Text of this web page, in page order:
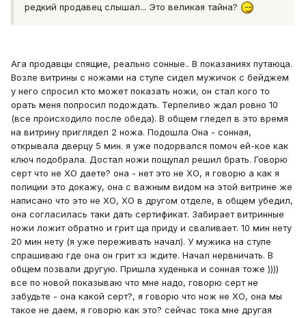
редкий продавец слышал... Это великая тайна?
Ага продавцы спящие, реально сонные.. В показаниях путаюца.
Возле витрины с ножами на стуле сидел мужичок с бейджем
у него спросил кто может показать ножи, он стал кого то
орать меня попросил подождать. Терпеливо ждал ровно 10
(все происходило после обеда). В общем гледел в это время
на витрину приглядел 2 ножа. Подошла Она - сонная,
открывала дверцу 5 мин. я уже подорвался помоч ей-кое как
ключ подобрала. Достал ножи пощупал решил брать. Говорю
серт что не ХО даете? она - нет это не ХО, я говорю а как я
полиции это докажу, она с важным видом на этой витрине же
написано что это не ХО, ХО в другом отделе, в общем убедил,
она согласилась таки дать сертификат. Забирает витринные
ножи ложит обратно и грит ща приду и сваливает. 10 мин нету
20 мин нету (я уже переживать начал). У мужика на стуле
спрашиваю где она он грит хз ждите. Начал нервничать. В
общем позвали другую. Пришла худенька и сонная тоже ))))
все по новой показываю что мне надо, говорю серт не
забудьте - она какой серт?, я говорю что нож не ХО, она мы
такое не даем, я говорю как это? сейчас тока мне другая